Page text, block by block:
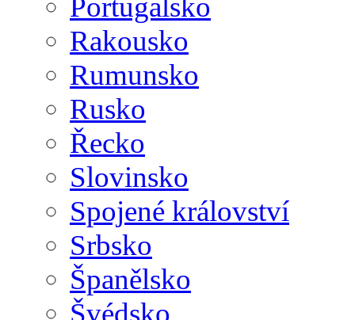
Portugalsko
Rakousko
Rumunsko
Rusko
Řecko
Slovinsko
Spojené království
Srbsko
Španělsko
Švédsko